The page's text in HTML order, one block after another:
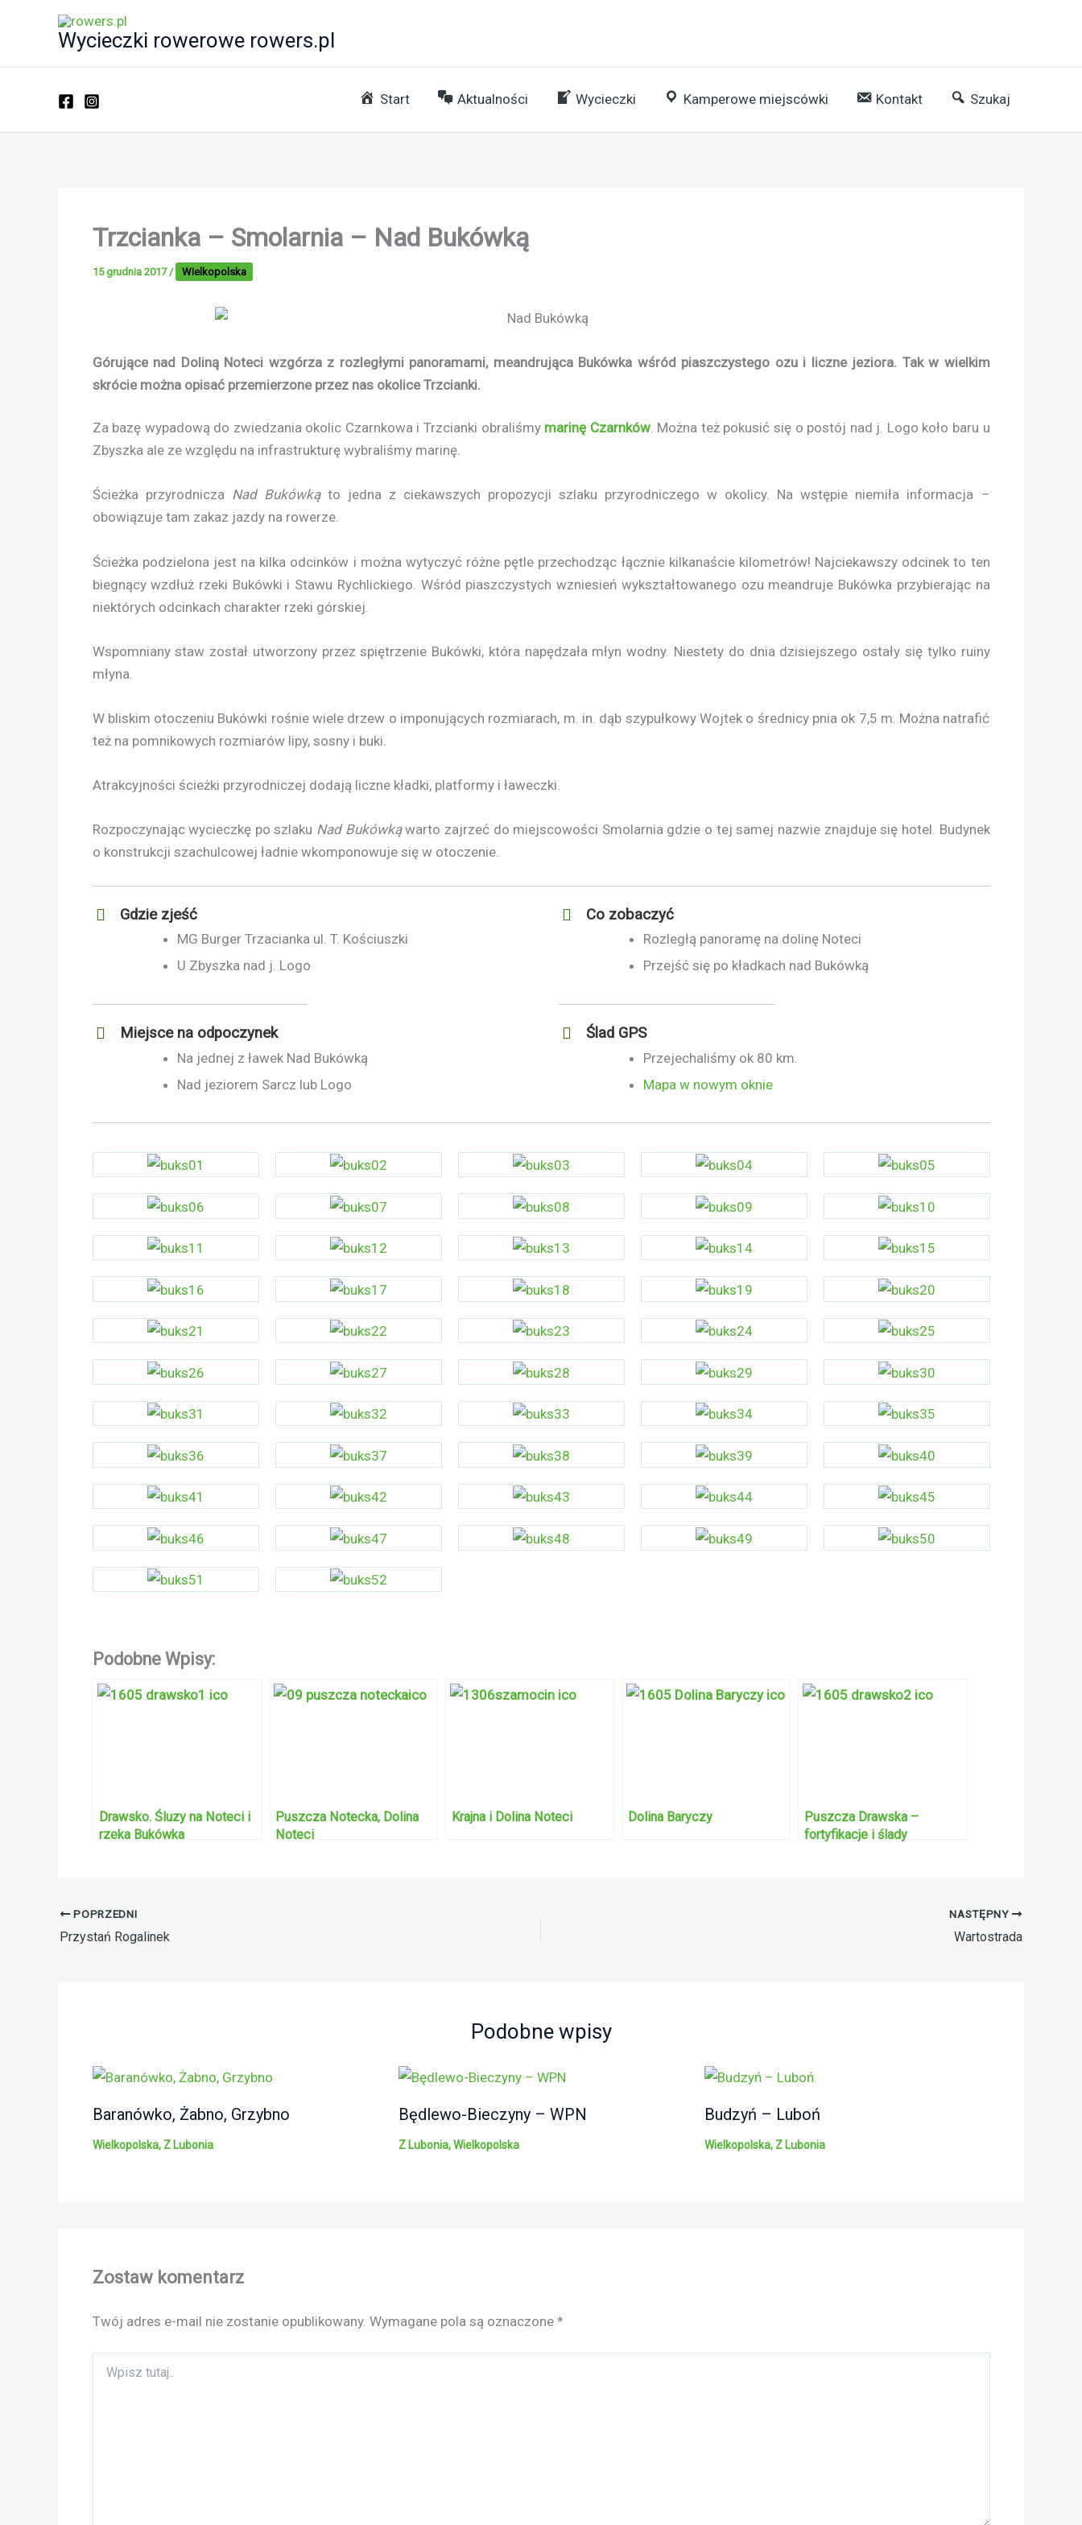
Wycieczki rowerowe rowers.pl
Start Aktualności Wycieczki Kamperowe miejscówki Kontakt Szukaj
Trzcianka – Smolarnia – Nad Bukówką
15 grudnia 2017 / Wielkopolska
Górujące nad Doliną Noteci wzgórza z rozległymi panoramami, meandrująca Bukówka wśród piaszczystego ozu i liczne jeziora. Tak w wielkim
skrócie można opisać przemierzone przez nas okolice Trzcianki.
Za bazę wypadową do zwiedzania okolic Czarnkowa i Trzcianki obraliśmy marinę Czarnków. Można też pokusić się o postój nad j. Logo koło baru u
Zbyszka ale ze względu na infrastrukturę wybraliśmy marinę.
Ścieżka przyrodnicza Nad Bukówkąto jedna z ciekawszych propozycji szlaku przyrodniczego w okolicy. Na wstępie niemiła informacja –
obowiązuje tam zakaz jazdy na rowerze.
Ścieżka podzielona jest na kilka odcinków i można wytyczyć różne pętle przechodząc łącznie kilkanaście kilometrów! Najciekawszy odcinek to ten
biegnący wzdłuż rzeki Bukówki i Stawu Rychlickiego. Wśród piaszczystych wzniesień wykształtowanego ozu meandruje Bukówka przybierając na
niektórych odcinkach charakter rzeki górskiej.
Wspomniany staw został utworzony przez spiętrzenie Bukówki, która napędzała młyn wodny. Niestety do dnia dzisiejszego ostały się tylko ruiny
młyna.
W bliskim otoczeniu Bukówki rośnie wiele drzew o imponujących rozmiarach, m. in. dąb szypułkowy Wojtek o średnicy pnia ok 7,5 m. Można natrafić
też na pomnikowych rozmiarów lipy, sosny i buki.
Atrakcyjności ścieżki przyrodniczej dodają liczne kładki, platformy i ławeczki.
Rozpoczynając wycieczkę po szlaku Nad Bukówkąwarto zajrzeć do miejscowości Smolarnia gdzie o tej samej nazwie znajduje się hotel. Budynek
o konstrukcji szachulcowej ładnie wkomponowuje się w otoczenie.
Gdzie zjeść
MG Burger Trzacianka ul. T. Kościuszki
U Zbyszka nad j. Logo
Miejsce na odpoczynek
Na jednej z ławek Nad Bukówką
Nad jeziorem Sarcz lub Logo
Co zobaczyć
Rozległą panoramę na dolinę Noteci
Przejść się po kładkach nad Bukówką
Ślad GPS
Przejechaliśmy ok 80 km.
Mapa w nowym oknie
Podobne Wpisy:
Drawsko. Śluzy na Noteci i
rzeka Bukówka
Puszcza Notecka, Dolina
Noteci
Krajna i Dolina Noteci Dolina Baryczy
Puszcza Drawska –
fortyfikacje i ślady
POPRZEDNI
Przystań Rogalinek
NASTĘPNY
Wartostrada
Podobne wpisy
Baranówko, Żabno, Grzybno
Wielkopolska, Z Lubonia
Będlewo-Bieczyny – WPN
Z Lubonia,Wielkopolska
Budzyń – Luboń
Wielkopolska, Z Lubonia
Zostaw komentarz
Twój adres e-mail nie zostanie opublikowany. Wymagane pola są oznaczone *
tutaj..